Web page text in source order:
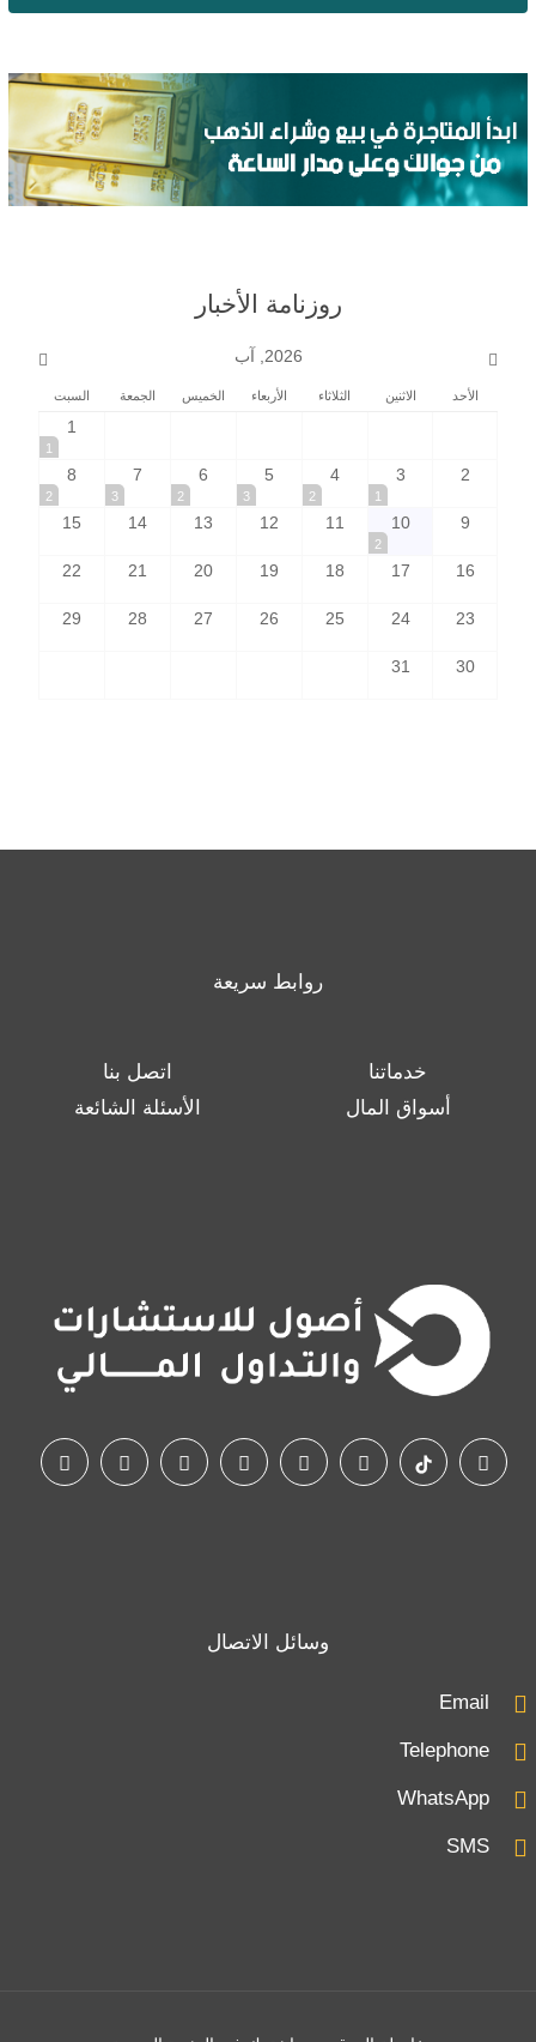
روزنامة الأخبار
2026, آب
الأحد الاثنين الثلاثاء الأربعاء الخميس الجمعة السبت
1
1
2
3
1
4
2
5
3
6
2
7
3
8
2
9
10
2
11
12
13
14
15
16
17
18
19
20
21
22
23
24
25
26
27
28
29
30
31
روابط سريعة
خدماتنا
اتصل بنا
أسواق المال
الأسئلة الشائعة
وسائل الاتصال
Email
Telephone
WhatsApp
SMS